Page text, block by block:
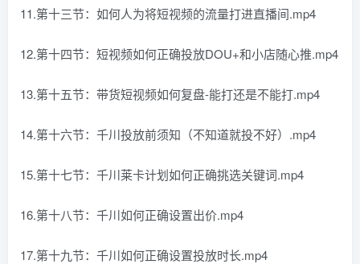
11.第十三节：如何人为将短视频的流量打进直播间.mp4
12.第十四节：短视频如何正确投放DOU+和小店随心推.mp4
13.第十五节：带货短视频如何复盘-能打还是不能打.mp4
14.第十六节：千川投放前须知（不知道就投不好）.mp4
15.第十七节：千川莱卡计划如何正确挑选关键词.mp4
16.第十八节：千川如何正确设置出价.mp4
17.第十九节：千川如何正确设置投放时长.mp4